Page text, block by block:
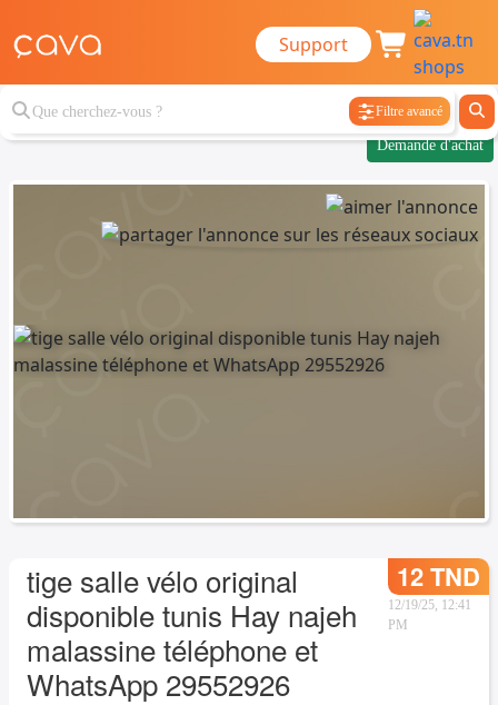
Support
Filtre avancé
Demande d'achat
tige salle vélo original
disponible tunis Hay najeh
malassine téléphone et
WhatsApp 29552926
12 TND
12/19/25, 12:41
PM